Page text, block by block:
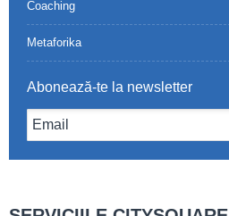
Coaching
Metaforika
Abonează-te la newsletter